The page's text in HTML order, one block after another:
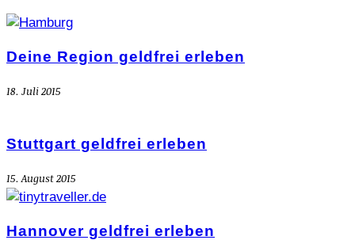
Deine Region geldfrei erleben
18. Juli 2015
Stuttgart geldfrei erleben
15. August 2015
Hannover geldfrei erleben